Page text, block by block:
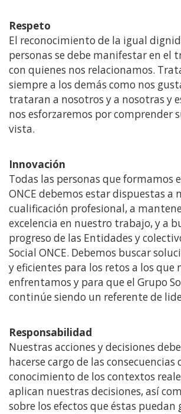
Respeto
El reconocimiento de la igual
personas se debe manifestar en el
con quienes nos relacionamos.
siempre a los demás como nos
trataran a nosotros y a nosotras y
nos esforzaremos por comprender
vista.
Innovación
Todas las personas que formamos
ONCE debemos estar dispuestas a
cualificación profesional, a
excelencia en nuestro trabajo, y a
progreso de las Entidades y
Social ONCE. Debemos buscar
y eficientes para los retos a los que
enfrentamos y para que el Grupo
continúe siendo un referente de
Responsabilidad
Nuestras acciones y decisiones
hacerse cargo de las consecuencias
conocimiento de los contextos
aplican nuestras decisiones, así
sobre los efectos que éstas puedan